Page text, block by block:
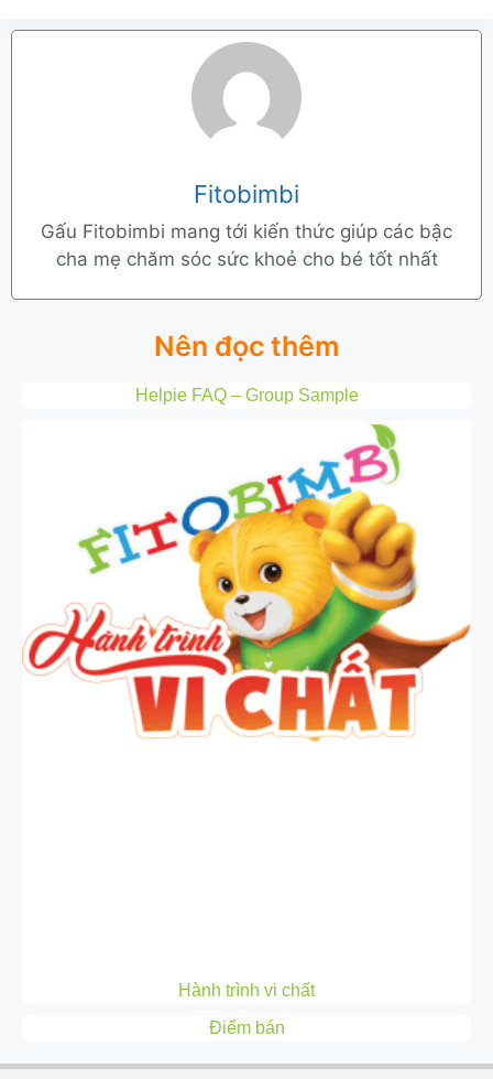
Fitobimbi
Gấu Fitobimbi mang tới kiến thức giúp các bậc
cha mẹ chăm sóc sức khoẻ cho bé tốt nhất
Nên đọc thêm
Helpie FAQ – Group Sample
Hành trình vi chất
Điểm bán